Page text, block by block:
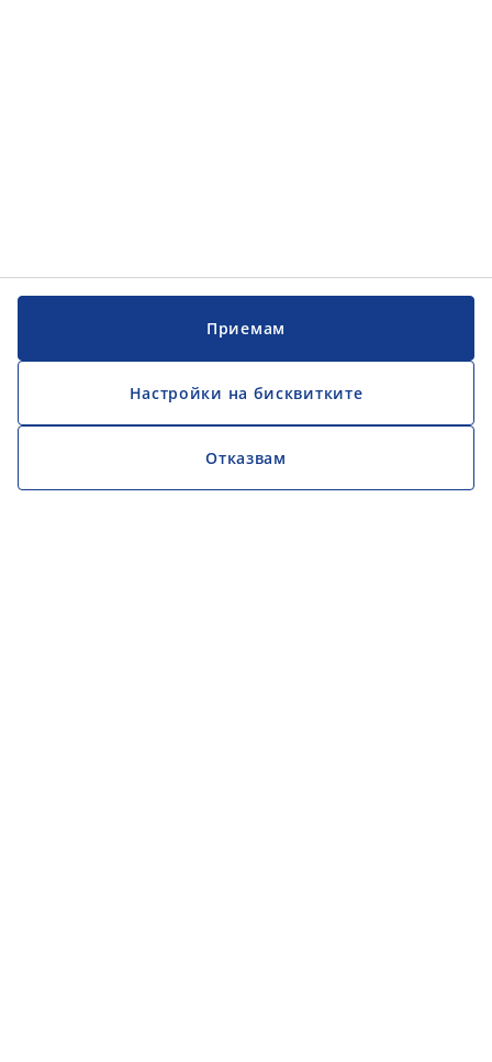
Приемам
Настройки на бисквитките
Отказвам